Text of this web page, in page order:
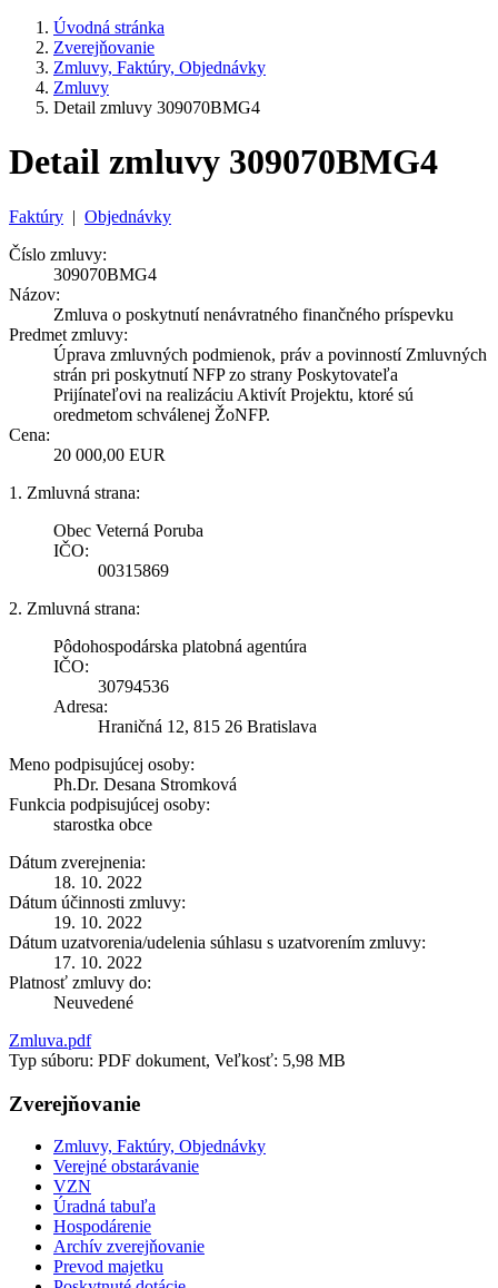
Úvodná stránka
Zverejňovanie
Zmluvy, Faktúry, Objednávky
Zmluvy
Detail zmluvy 309070BMG4
Detail zmluvy 309070BMG4
Faktúry | Objednávky
Číslo zmluvy:
309070BMG4
Názov:
Zmluva o poskytnutí nenávratného finančného príspevku
Predmet zmluvy:
Úprava zmluvných podmienok, práv a povinností Zmluvných
strán pri poskytnutí NFP zo strany Poskytovateľa
Prijínateľovi na realizáciu Aktivít Projektu, ktoré sú
oredmetom schválenej ŽoNFP.
Cena:
20 000,00 EUR
1. Zmluvná strana:
Obec Veterná Poruba
IČO:
00315869
2. Zmluvná strana:
Pôdohospodárska platobná agentúra
IČO:
30794536
Adresa:
Hraničná 12, 815 26 Bratislava
Meno podpisujúcej osoby:
Ph.Dr. Desana Stromková
Funkcia podpisujúcej osoby:
starostka obce
Dátum zverejnenia:
18. 10. 2022
Dátum účinnosti zmluvy:
19. 10. 2022
Dátum uzatvorenia/udelenia súhlasu s uzatvorením zmluvy:
17. 10. 2022
Platnosť zmluvy do:
Neuvedené
Zmluva.pdf
Typ súboru: PDF dokument, Veľkosť: 5,98 MB
Zverejňovanie
Zmluvy, Faktúry, Objednávky
Verejné obstarávanie
VZN
Úradná tabuľa
Hospodárenie
Archív zverejňovanie
Prevod majetku